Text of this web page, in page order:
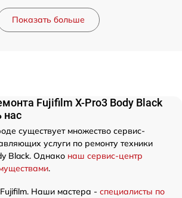
Показать больше
Fujifilm X-Pro3 Body Black
нас
существует множество сервис-
услуги по ремонту техники
Black. Однако наш сервис-центр
.
Наши мастера - специалисты по